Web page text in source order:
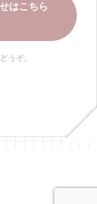
はこちら
うぞ。